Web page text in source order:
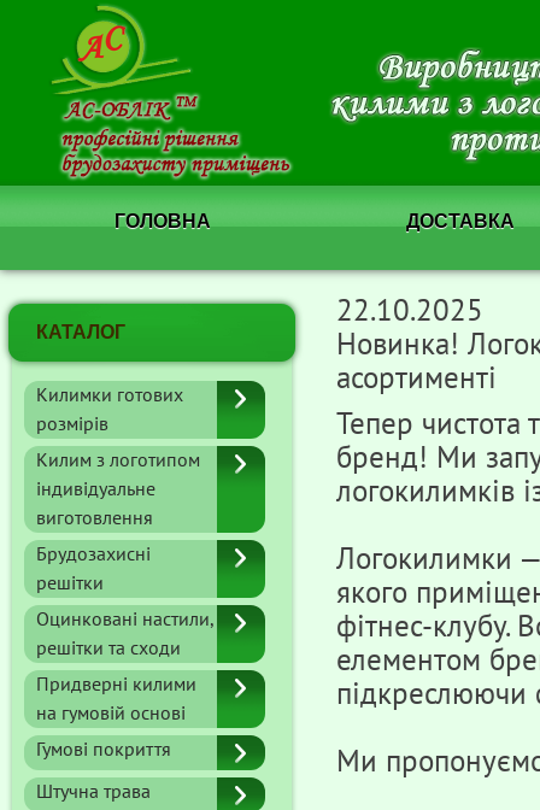
ГОЛОВНА ДОСТАВКА
КАТАЛОГ
Килимки готових
розмірів
Килим з логотипом
індивідуальне
виготовлення
Брудозахисні
решітки
Оцинковані настили,
решітки та сходи
Придверні килими
на гумовій основі
Гумові покриття
Штучна трава
22.10.2025
Новинка!
асортименті
Тепер чистота
бренд! Ми
логокилимків
Логокилимки
якого
фітнес-клубу.
елементом
підкреслюючи
Ми